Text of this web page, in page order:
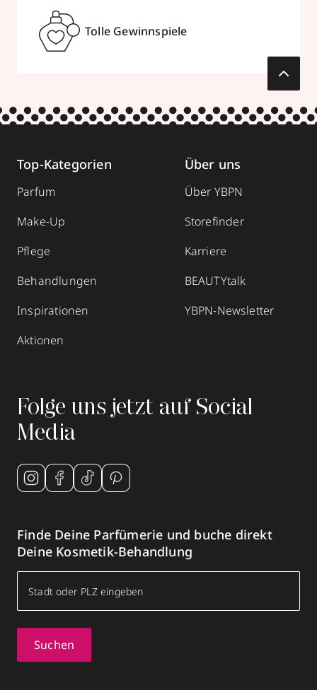
Tolle Gewinnspiele
Top-Kategorien
Parfum
Make-Up
Pflege
Behandlungen
Inspirationen
Aktionen
Über uns
Über YBPN
Storefinder
Karriere
BEAUTYtalk
YBPN-Newsletter
Folge uns jetzt auf Social
Media
Finde Deine Parfümerie und buche direkt
Deine Kosmetik-Behandlung
Suchen